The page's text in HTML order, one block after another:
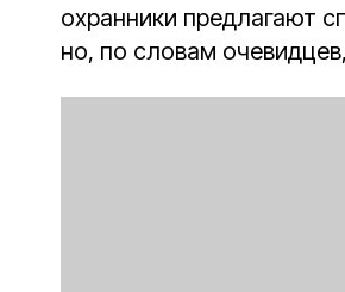
охранники предлагают
но, по словам